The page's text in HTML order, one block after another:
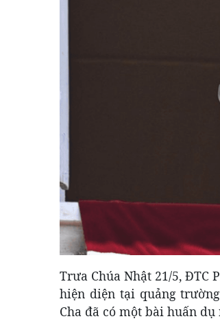
Trưa Chúa Nhật 21/5, ĐTC
hiện diện tại quảng
Cha đã có một bài huấn